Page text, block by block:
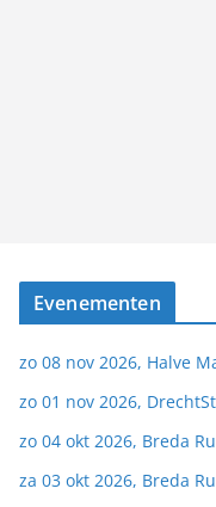
Evenementen
zo 08 nov 2026, Halve
zo 01 nov 2026,
zo 04 okt 2026, Breda
za 03 okt 2026, Breda